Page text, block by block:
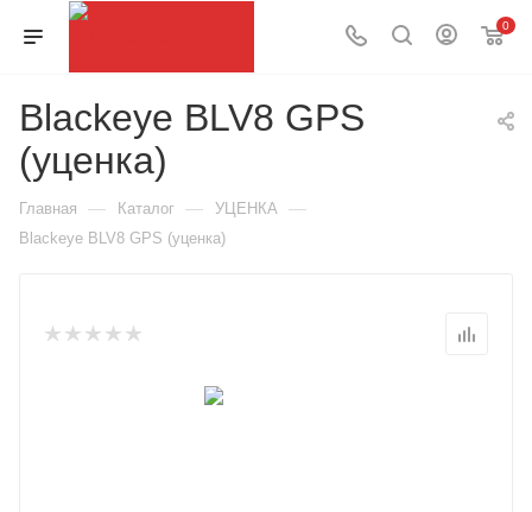
0
Blackeye BLV8 GPS
(уценка)
Главная — Каталог — УЦЕНКА —
Blackeye BLV8 GPS (уценка)